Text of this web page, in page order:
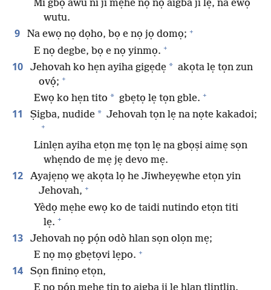
Mì gbọ awú ni ji mẹhe nọ nọ̀ aigba ji lẹ, na ewọ
wutu.
9 Na ewọ nọ dọho, bọ e nọ jọ domọ; +
E nọ degbe, bọ e nọ yinmọ. +
10 Jehovah ko hẹn ayiha gigẹdẹ * akọta lẹ tọn zun
ovọ́; +
Ewọ ko hẹn tito * gbẹtọ lẹ tọn gble. +
11 Ṣigba, nudide * Jehovah tọn lẹ na nọte kakadoi;
+
Linlẹn ayiha etọn mẹ tọn lẹ na gbọṣi aimẹ sọn
whẹndo de mẹ jẹ devo mẹ.
12
Ayajẹnọ wẹ akọta lọ he Jiwheyẹwhe etọn yin
Jehovah, +
Yèdọ mẹhe ewọ ko de taidi nutindo etọn titi
lẹ. +
13
Jehovah nọ pọ́n odò hlan sọn olọn mẹ;
E nọ mọ gbẹtọvi lẹpo. +
14
Sọn fininọ etọn,